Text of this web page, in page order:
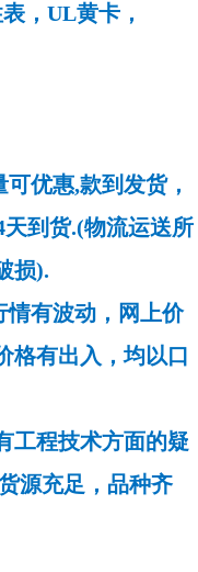
，UL黄卡，
优惠,款到发货，
到货.(物流运送所
损).
情有波动，网上价
格有出入，均以口
工程技术方面的疑
源充足，品种齐